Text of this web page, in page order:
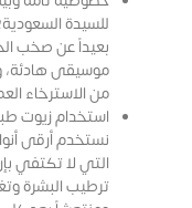
للسيدة
بعيداً عن صخب
موسيقى هادئة،
من الاسترخاء
نستخدم أرقى
التي لا تكتفي
ترطيب البشرة